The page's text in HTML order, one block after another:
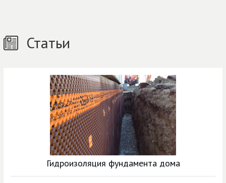
Статьи
Гидроизоляция фундамента дома